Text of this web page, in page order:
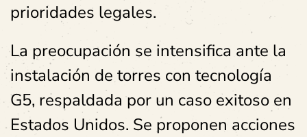
prioridades legales.
La preocupación se intensifica ante la
instalación de torres con tecnología
G5, respaldada por un caso exitoso en
Estados Unidos. Se proponen acciones